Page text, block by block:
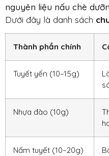
nguyên liệu nấu chè
Dưới đây là danh sách
Thành phần chính
Tuyết yến (10–15g)
Nhựa đào (10g)
Nấm tuyết (10–20g)